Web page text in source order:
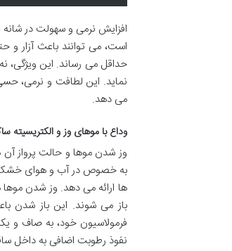
افزایش نرمی و سهولت در شانه
است، می توانند باعث آزار و
حداقل می رساند. این ویژگی،
نماید. این لطافت و نرمی،
می دهد.
وداع با موهای وز و الکتریسیته
وز شدن موها و حالت پرواز آن
به خصوص در آب و هوای خشک یا
ها ارائه می دهد. وز شدن
باز می شوند. این باز شدن
فرمولاسیون خود، به صاف و
نفوذ رطوبت اضافی به داخل